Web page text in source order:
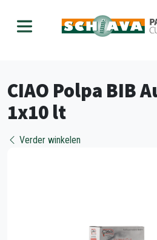
CIAO Polpa BIB
1x10 lt
Verder winkelen